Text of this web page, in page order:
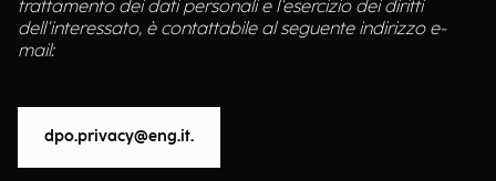
trattamento dei dati personali e l'esercizio dei diritti
dell'interessato, è contattabile al seguente indirizzo e-
mail:
dpo.privacy@eng.it.